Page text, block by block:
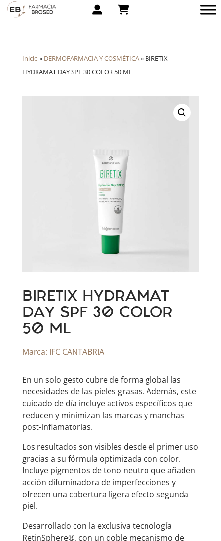
Inicio » DERMOFARMACIA Y COSMÉTICA» BIRETIX
HYDRAMAT DAY SPF 30 COLOR 50 ML
BIRETIX HYDRAMAT
DAY SPF 30 COLOR
50 ML
Marca: IFC CANTABRIA
En un solo gesto cubre de forma global las
necesidades de las pieles grasas. Además, este
cuidado de día incluye activos específicos que
reducen y minimizan las marcas y manchas
post-inflamatorias.
Los resultados son visibles desde el primer uso
gracias a su fórmula optimizada con color.
Incluye pigmentos de tono neutro que añaden
acción difuminadora de imperfecciones y
ofrecen una cobertura ligera efecto segunda
piel.
Desarrollado con la exclusiva tecnología
RetinSphere®, con un doble mecanismo de